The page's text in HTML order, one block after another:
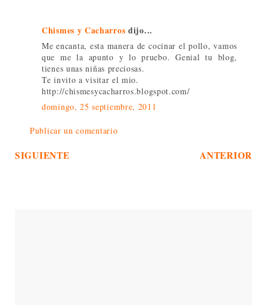
Chismes y Cacharros dijo...
Me encanta, esta manera de cocinar el pollo, vamos
que me la apunto y lo pruebo. Genial tu blog,
tienes unas niñas preciosas.
Te invito a visitar el mio.
http://chismesycacharros.blogspot.com/
domingo, 25 septiembre, 2011
Publicar un comentario
SIGUIENTE ANTERIOR